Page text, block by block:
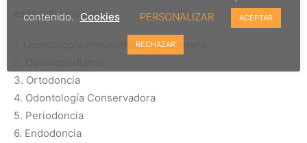
especialidades en:
1. Odontología Preventiva y Comunitaria
3. Ortodoncia
4. Odontología Conservadora
5. Periodoncia
6. Endodoncia
contenido. Cookies PERSONALIZAR ACEPTAR
RECHAZAR